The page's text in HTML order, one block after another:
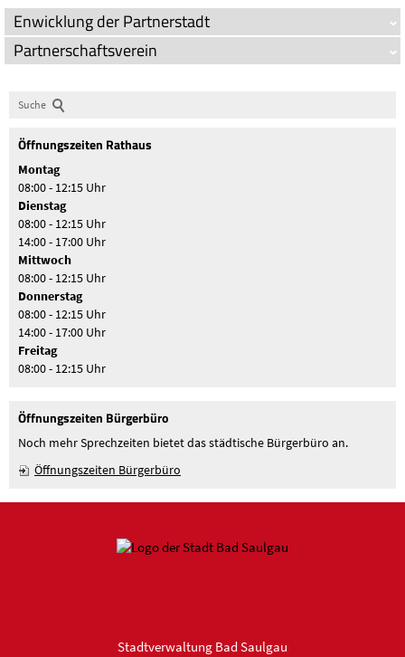
Enwicklung der Partnerstadt
Partnerschaftsverein
Suche
Öffnungszeiten Rathaus
Montag
08:00 - 12:15 Uhr
Dienstag
08:00 - 12:15 Uhr
14:00 - 17:00 Uhr
Mittwoch
08:00 - 12:15 Uhr
Donnerstag
08:00 - 12:15 Uhr
14:00 - 17:00 Uhr
Freitag
08:00 - 12:15 Uhr
Öffnungszeiten Bürgerbüro
Noch mehr Sprechzeiten bietet das städtische Bürgerbüro an.
Öffnungszeiten Bürgerbüro
Stadtverwaltung Bad Saulgau